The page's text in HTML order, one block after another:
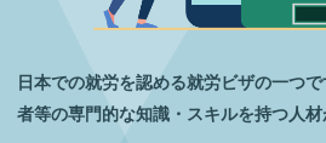
日本での就労を認める就労ビザの一つ
者等の専門的な知識・スキルを持つ人材